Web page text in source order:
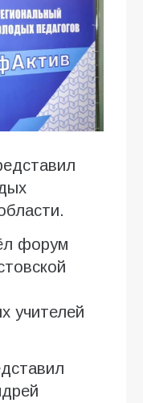
форум
учителей